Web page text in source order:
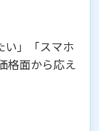
い」「スマホ
格面から応え